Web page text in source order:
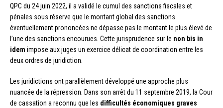
QPC du 24 juin 2022, il a validé le cumul des sanctions fiscales et
pénales sous réserve que le montant global des sanctions
éventuellement prononcées ne dépasse pas le montant le plus élevé de
l’une des sanctions encourues. Cette jurisprudence sur le non bis in
idem impose aux juges un exercice délicat de coordination entre les
deux ordres de juridiction.
Les juridictions ont parallèlement développé une approche plus
nuancée de la répression. Dans son arrêt du 11 septembre 2019, la Cour
de cassation a reconnu que les difficultés économiques graves